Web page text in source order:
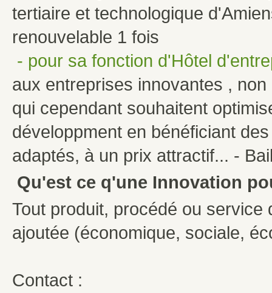
tertiaire et technologique
renouvelable 1 fois
- pour sa fonction d'Hôtel
aux entreprises innovantes ,
qui cependant souhaitent
développment en bénéficiant
adaptés, à un prix attractif... -
Qu'est ce q'une Innovation
Tout produit, procédé ou
ajoutée (économique, sociale,
Contact :